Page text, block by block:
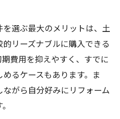
選ぶ最大のメリットは、土
リーズナブルに購入できる
費用を抑えやすく、すでに
るケースもあります。ま
がら自分好みにリフォーム